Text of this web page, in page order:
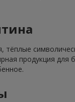
тёплые
продукция для